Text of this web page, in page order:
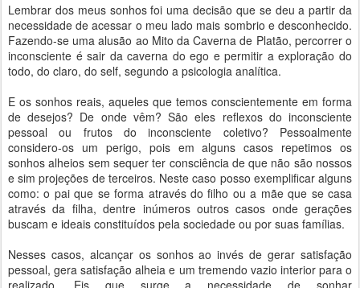
Lembrar dos meus sonhos foi uma decisão que se deu a partir da
necessidade de acessar o meu lado mais sombrio e desconhecido.
Fazendo-se uma alusão ao Mito da Caverna de Platão, percorrer o
inconsciente é sair da caverna do ego e permitir a exploração do
todo, do claro, do self, segundo a psicologia analítica.
E os sonhos reais, aqueles que temos conscientemente em forma
de desejos? De onde vêm? São eles reflexos do inconsciente
pessoal ou frutos do inconsciente coletivo? Pessoalmente
considero-os um perigo, pois em alguns casos repetimos os
sonhos alheios sem sequer ter consciência de que não são nossos
e sim projeções de terceiros. Neste caso posso exemplificar alguns
como: o pai que se forma através do filho ou a mãe que se casa
através da filha, dentre inúmeros outros casos onde gerações
buscam e ideais constituídos pela sociedade ou por suas famílias.
Nesses casos, alcançar os sonhos ao invés de gerar satisfação
pessoal, gera satisfação alheia e um tremendo vazio interior para o
realizado. Eis que surge a necessidade de sonhar